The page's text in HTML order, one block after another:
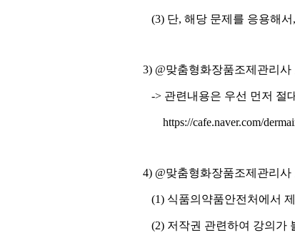
(3) 단, 해당 문제를 응용해서 ,
3) @맞춤형화장품조제관리사
-> 관련내용은 우선 먼저 절
https://cafe.naver.com/
4) @맞춤형화장품조제관리사
(1) 식품의약품안전처에서
(2) 저작권 관련하여 강의가